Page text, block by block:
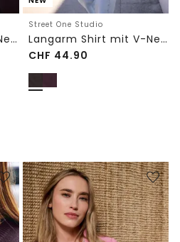
Langarm Shirt mit V-Neck und Spitze
Street One Studio
Langarm Shirt mit V-Neck und Spitze
CHF 44.90